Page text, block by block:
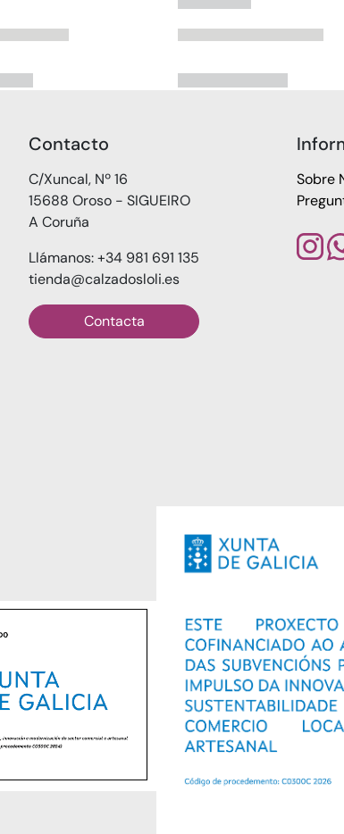
Contacto
C/Xuncal, Nº 16
15688 Oroso - SIGUEIRO
A Coruña
Llámanos: +34 981 691 135
tienda@calzadosloli.es
Contacta
Sobre